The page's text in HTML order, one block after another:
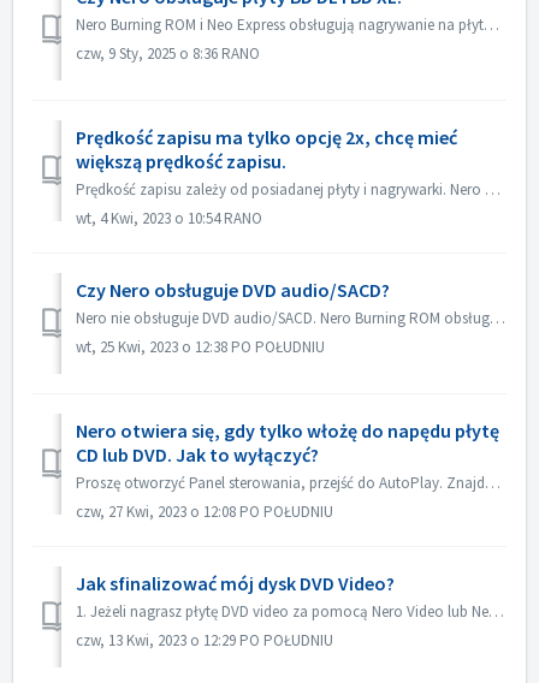
Nero Burning ROM i Neo Express obsługują nagrywanie na płytach BD DL (50 GB) i BD XL (100 GB i 128 GB). Nero Video obsługuje nagrywanie na płyty BD DL (50GB...
czw, 9 Sty, 2025 o 8:36 RANO
Prędkość zapisu ma tylko opcję 2x, chcę mieć
większą prędkość zapisu.
Prędkość zapisu zależy od posiadanej płyty i nagrywarki. Nero Burning ROM automatycznie wykryje nagrywarkę i płytę oraz wyświetli dostępną prędkość zapisu.
wt, 4 Kwi, 2023 o 10:54 RANO
Czy Nero obsługuje DVD audio/SACD?
Nero nie obsługuje DVD audio/SACD. Nero Burning ROM obsługuje tylko nagrywanie płyt audio CD w 44100 hz.
wt, 25 Kwi, 2023 o 12:38 PO POŁUDNIU
Nero otwiera się, gdy tylko włożę do napędu płytę
CD lub DVD. Jak to wyłączyć?
Proszę otworzyć Panel sterowania, przejść do AutoPlay. Znajdź ustawienie każdej płyty DVD lub CD. Ustaw na "Pytaj mnie za każdym razem" lub "...
czw, 27 Kwi, 2023 o 12:08 PO POŁUDNIU
Jak sfinalizować mój dysk DVD Video?
1. Jeżeli nagrasz płytę DVD video za pomocą Nero Video lub Nero Burning ROM, płyta zostanie sfinalizowana automatycznie i będzie można ją odtwarzać na więks...
czw, 13 Kwi, 2023 o 12:29 PO POŁUDNIU